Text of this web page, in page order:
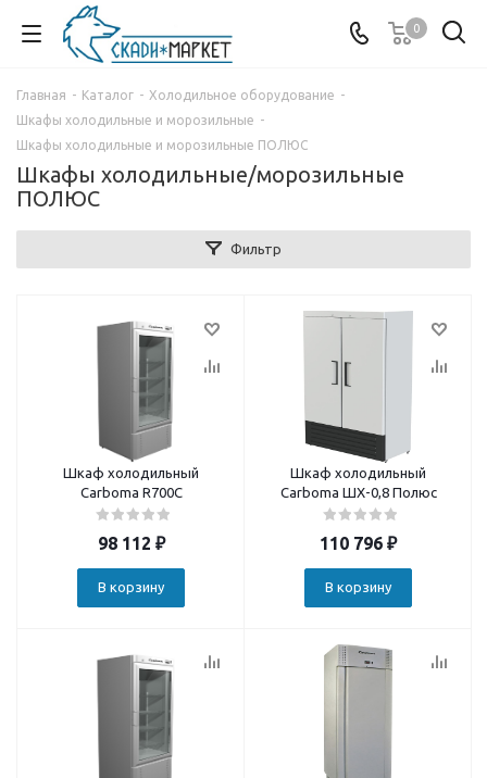
0
Главная - Каталог - Холодильное оборудование -
Шкафы холодильные и морозильные -
Шкафы холодильные и морозильные ПОЛЮС
Шкафы холодильные/морозильные
ПОЛЮС
Фильтр
Шкаф холодильный
Carboma R700С
98 112 ₽
В корзину
Шкаф холодильный
Carboma ШХ-0,8 Полюс
110 796 ₽
В корзину